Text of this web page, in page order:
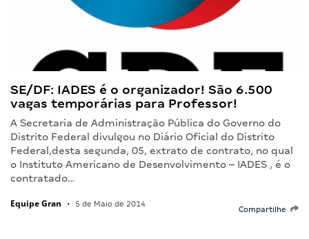
SE/DF: IADES é o organizador! São 6.500
vagas temporárias para Professor!
A Secretaria de Administração Pública do Governo do
Distrito Federal divulgou no Diário Oficial do Distrito
Federal,desta segunda, 05, extrato de contrato, no qual
o Instituto Americano de Desenvolvimento – IADES , é o
contratado…
Equipe Gran • 5 de Maio de 2014
Compartilhe